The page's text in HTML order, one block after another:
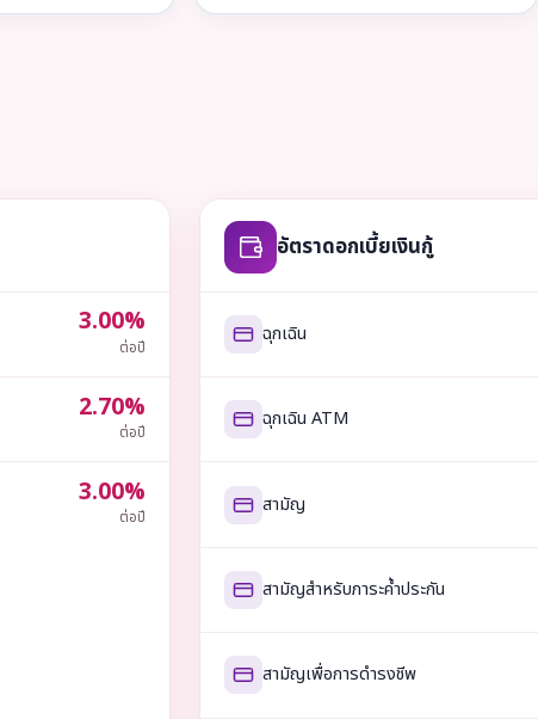
3.00%
ต่อปี
2.70%
ต่อปี
3.00%
ต่อปี
อัตราดอกเบี้ยเงินกู้
ฉุกเฉิน
ฉุกเฉิน ATM
สามัญ
สามัญสำหรับภาระค้ำประกัน
สามัญเพื่อการดำรงชีพ